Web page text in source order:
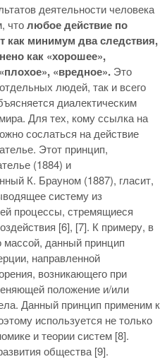
деятельности человека
чтолюбое действие по
как минимум два следствия,
как «хорошее»,
«вредное». Это
людей, так и всего
диалектическим
Для тех, кому ссылка на
сослаться на действие
Этот принцип,
(1884) и
К. Брауном (1887), гласит,
систему из
процессы, стремящиеся
[6], [7]. К примеру, в
данный принцип
направленной
возникающего при
положение и/или
Данный принцип применим к
используется не только
и теории систем [8].
общества [9].